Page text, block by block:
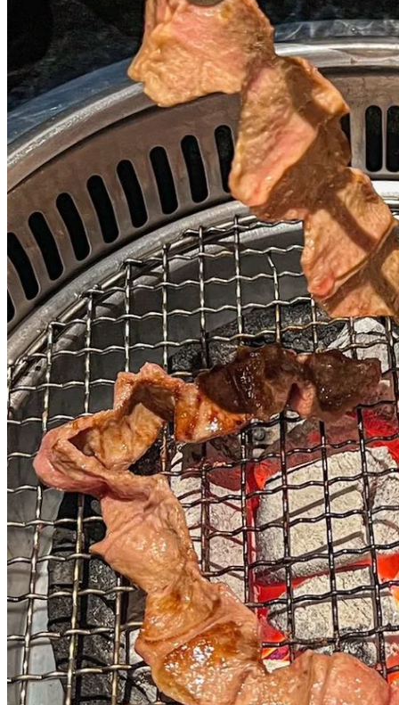
鰻魚肉質鮮美，烤得外焦裡嫩的，搭配秘製醬料，可以三吃，
原味鮮吃、搭配紫蘇葉或紫菜，每種食法都有獨特的口感。